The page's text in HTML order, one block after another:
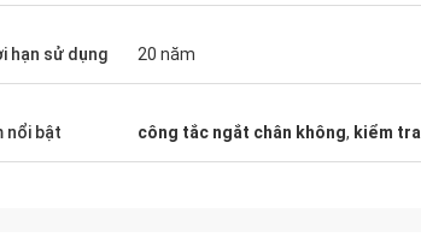
hạn sử dụng 20 năm
nổi bật công tắc ngắt chân không, kiểm